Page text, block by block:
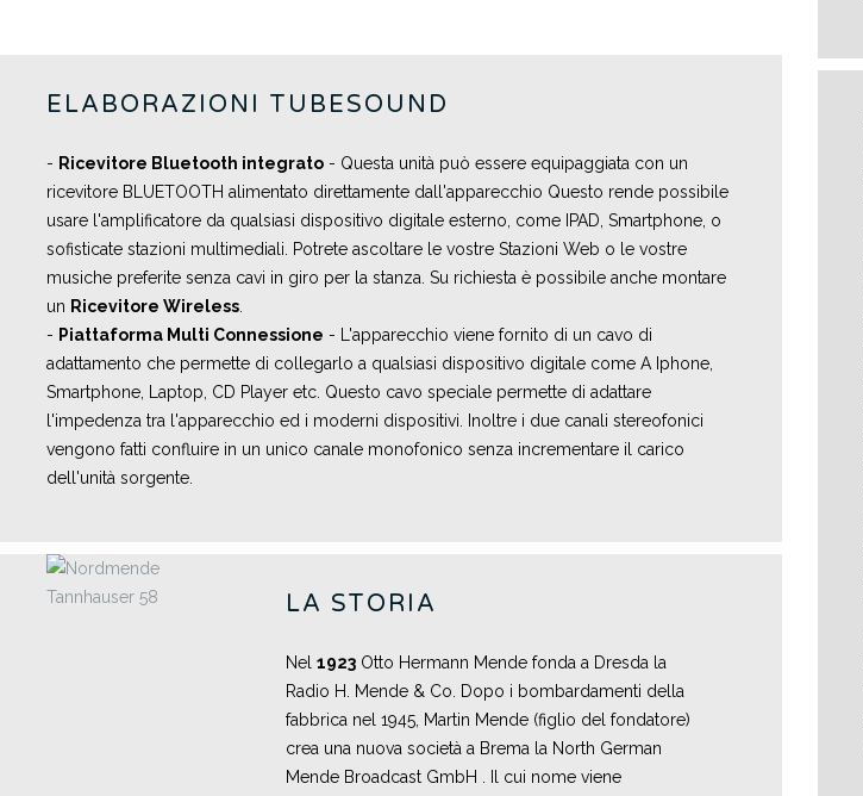
ELABORAZIONI TUBESOUND
- Ricevitore Bluetooth integrato - Questa unità può essere equipaggiata con un
ricevitore BLUETOOTH alimentato direttamente dall'apparecchio Questo rende possibile
usare l'amplificatore da qualsiasi dispositivo digitale esterno, come IPAD, Smartphone, o
sofisticate stazioni multimediali. Potrete ascoltare le vostre Stazioni Web o le vostre
musiche preferite senza cavi in giro per la stanza. Su richiesta è possibile anche montare
un Ricevitore Wireless
- Piattaforma Multi Connessione - L'apparecchio viene fornito di un cavo di
adattamento che permette di collegarlo a qualsiasi dispositivo digitale come A Iphone,
Smartphone, Laptop, CD Player etc. Questo cavo speciale permette di adattare
l'impedenza tra l'apparecchio ed i moderni dispositivi. Inoltre i due canali stereofonici
vengono fatti confluire in un unico canale monofonico senza incrementare il carico
dell'unità sorgente.
LA STORIA
Nel 1923Otto Hermann Mende fonda a Dresda la
Radio H. Mende & Co. Dopo i bombardamenti della
fabbrica nel 1945, Martin Mende (figlio del fondatore)
crea una nuova società a Brema la North German
Mende Broadcast GmbH . Il cui nome viene